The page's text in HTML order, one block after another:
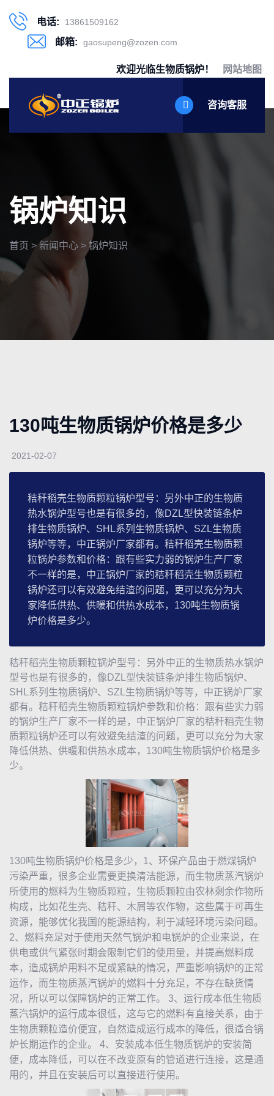
电话: 13861509162
邮箱: gaosupeng@zozen.com
欢迎光临生物质锅炉！ 网站地图
咨询客服
锅炉知识
首页 >新闻中心 > 锅炉知识
130吨生物质锅炉价格是多少
2021-02-07
秸秆稻壳生物质颗粒锅炉型号：另外中正的生物质
热水锅炉型号也是有很多的，像DZL型快装链条炉
排生物质锅炉、SHL系列生物质锅炉、SZL生物质
锅炉等等，中正锅炉厂家都有。秸秆稻壳生物质颗
粒锅炉参数和价格：跟有些实力弱的锅炉生产厂家
不一样的是，中正锅炉厂家的秸秆稻壳生物质颗粒
锅炉还可以有效避免结渣的问题，更可以充分为大
家降低供热、供暖和供热水成本，130吨生物质锅
炉价格是多少。
秸秆稻壳生物质颗粒锅炉型号：另外中正的生物质热水锅炉
型号也是有很多的，像DZL型快装链条炉排生物质锅炉、
SHL系列 生物质锅炉、SZL 生物质锅炉等等， 中正锅炉厂家
都有。秸秆稻壳生物质颗粒锅炉参数和价格：跟有些实力弱
的锅炉生产厂家不一样的是， 中正锅炉厂家的秸秆稻壳生物
质颗粒锅炉还可以有效避免结渣的问题，更可以充分为大家
降低供热、供暖和供热水成本，130吨生物质锅炉价格是多
少。
130吨生物质锅炉价格是多少，1、环保产品由于燃煤锅炉
污染严重，很多企业需要更换清洁能源，而生物质蒸汽锅炉
所使用的燃料为生物质颗粒，生物质颗粒由农林剩余作物所
构成，比如花生壳、秸秆、木屑等农作物，这些属于可再生
资源，能够优化我国的能源结构，利于减轻环境污染问题。
2、燃料充足对于使用天然气锅炉和电锅炉的企业来说，在
供电或供气紧张时期会限制它们的使用量，并提高燃料成
本，造成锅炉用料不足或紧缺的情况，严重影响锅炉的正常
运作，而生物质蒸汽锅炉的燃料十分充足，不存在缺货情
况，所以可以保障锅炉的正常工作。 3、运行成本低生物质
蒸汽锅炉的运行成本很低，这与它的燃料有直接关系，由于
生物质颗粒造价便宜，自然造成运行成本的降低，很适合锅
炉长期运作的企业。 4、安装成本低生物质锅炉的安装简
便，成本降低，可以在不改变原有的管道进行连接，这是通
用的，并且在安装后可以直接进行使用。